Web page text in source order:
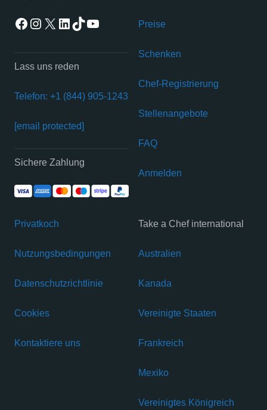
Facebook
Instagram
X LinkedIn
TikTokYouTube
Lass uns reden
Telefon: +1 (844) 905-1243
[email protected]
Sichere Zahlung
Preise
Schenken
Chef-Registrierung
Stellenangebote
FAQ
Anmelden
Privatkoch
Nutzungsbedingungen
Datenschutzrichtlinie
Cookies
Kontaktiere uns
Take a Chef international
Australien
Kanada
Vereinigte Staaten
Frankreich
Mexiko
Vereinigtes Königreich